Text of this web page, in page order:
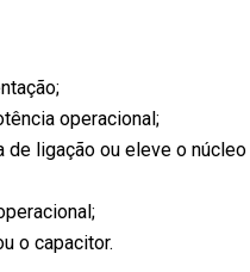
operacional;
de ligação ou eleve o núcleo
o capacitor.